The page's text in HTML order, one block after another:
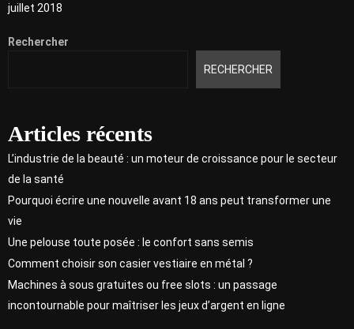
juillet 2018
Rechercher
RECHERCHER
Articles récents
L’industrie de la beauté : un moteur de croissance pour le secteur
de la santé
Pourquoi écrire une nouvelle avant 18 ans peut transformer une
vie
Une pelouse toute posée : le confort sans semis
Comment choisir son casier vestiaire en métal ?
Machines à sous gratuites ou free slots : un passage
incontournable pour maîtriser les jeux d’argent en ligne